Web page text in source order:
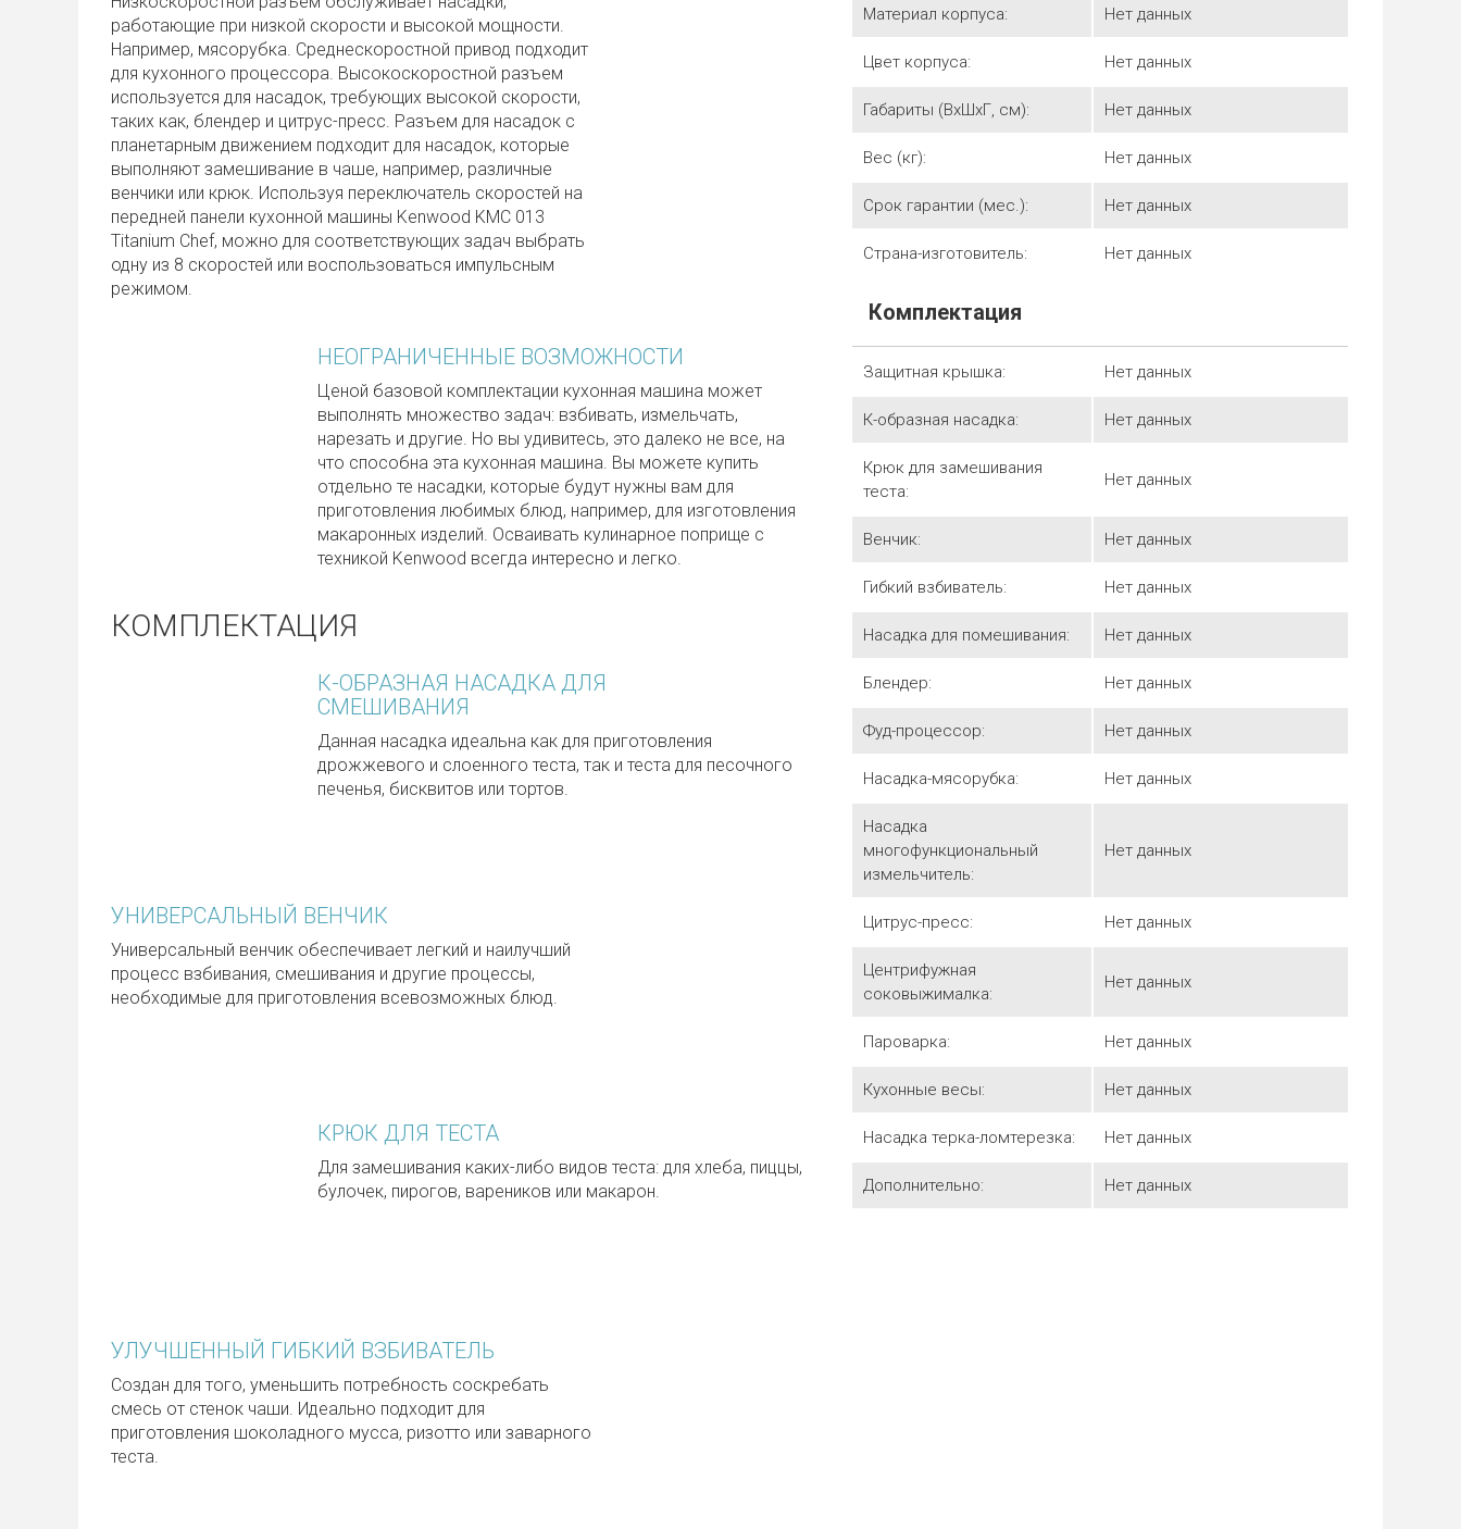
Материал корпуса: Нет данных
Цвет корпуса: Нет данных
Габариты (ВхШхГ, см): Нет данных
Вес (кг): Нет данных
Срок гарантии (мес.): Нет данных
Страна-изготовитель: Нет данных
Комплектация
Защитная крышка: Нет данных
К-образная насадка: Нет данных
Крюк для замешивания
теста:
Нет данных
Венчик: Нет данных
Гибкий взбиватель: Нет данных
Насадка для помешивания: Нет данных
Блендер: Нет данных
Фуд-процессор: Нет данных
Насадка-мясорубка: Нет данных
Насадка
многофункциональный
измельчитель:
Нет данных
Цитрус-пресс: Нет данных
Центрифужная
соковыжималка:
Нет данных
Пароварка: Нет данных
Кухонные весы: Нет данных
Насадка терка-ломтерезка: Нет данных
Дополнительно: Нет данных
работающие при низкой скорости и высокой мощности.
Например, мясорубка. Среднескоростной привод подходит
для кухонного процессора. Высокоскоростной разъем
используется для насадок, требующих высокой скорости,
таких как, блендер и цитрус-пресс. Разъем для насадок с
планетарным движением подходит для насадок, которые
выполняют замешивание в чаше, например, различные
венчики или крюк. Используя переключатель скоростей на
передней панели кухонной машины Kenwood KMC 013
Titanium Chef, можно для соответствующих задач выбрать
одну из 8 скоростей или воспользоваться импульсным
режимом.
НЕОГРАНИЧЕННЫЕ ВОЗМОЖНОСТИ
Ценой базовой комплектации кухонная машина может
выполнять множество задач: взбивать, измельчать,
нарезать и другие. Но вы удивитесь, это далеко не все, на
что способна эта кухонная машина. Вы можете купить
отдельно те насадки, которые будут нужны вам для
приготовления любимых блюд, например, для изготовления
макаронных изделий. Осваивать кулинарное поприще с
техникой Kenwood всегда интересно и легко.
КОМПЛЕКТАЦИЯ
К-ОБРАЗНАЯ НАСАДКА ДЛЯ
СМЕШИВАНИЯ
Данная насадка идеальна как для приготовления
дрожжевого и слоенного теста, так и теста для песочного
печенья, бисквитов или тортов.
УНИВЕРСАЛЬНЫЙ ВЕНЧИК
Универсальный венчик обеспечивает легкий и наилучший
процесс взбивания, смешивания и другие процессы,
необходимые для приготовления всевозможных блюд.
КРЮК ДЛЯ ТЕСТА
Для замешивания каких-либо видов теста: для хлеба, пиццы,
булочек, пирогов, вареников или макарон.
УЛУЧШЕННЫЙ ГИБКИЙ ВЗБИВАТЕЛЬ
Создан для того, уменьшить потребность соскребать
смесь от стенок чаши. Идеально подходит для
приготовления шоколадного мусса, ризотто или заварного
теста.